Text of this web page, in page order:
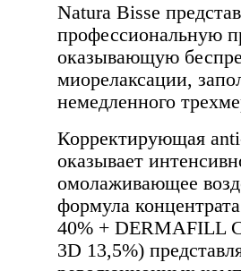
Natura Bisse
профессиональную
оказывающую
миорелаксации,
немедленного
Корректирующая
оказывает
омолаживающее
формула
40% + DERMAFILL
3D 13,5%)